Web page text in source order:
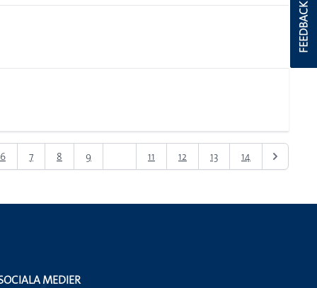
6 7 8 9 11 12 13 14
FEEDBACK
MEDIER